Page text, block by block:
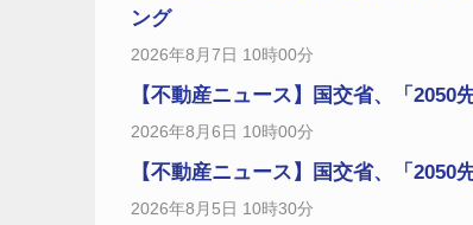
ング
2026年8月7日 10時00分
【不動産ニュース】国交省、「
2026年8月6日 10時00分
【不動産ニュース】国交省、「
2026年8月5日 10時30分